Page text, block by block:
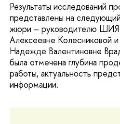
Результаты исследований
представлены на
жюри – руководителю ШИЯ
Алексеевне Колесниковой
Надежде Валентиновне
была отмечена глубина
работы, актуальность
информации.